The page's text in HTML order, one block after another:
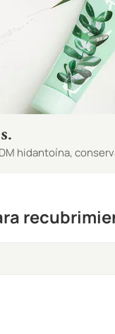
ar
hidantoína,